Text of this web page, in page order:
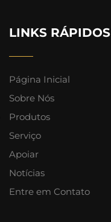
LINKS RÁPIDOS
Página Inicial
Sobre Nós
Produtos
Serviço
Apoiar
Notícias
Entre em Contato